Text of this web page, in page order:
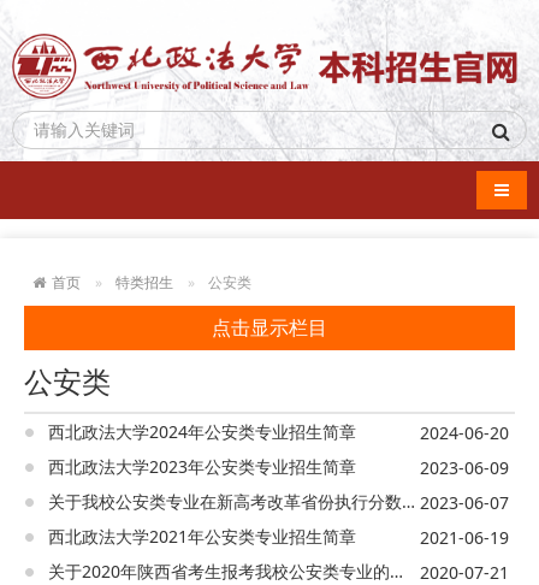
导航
首页 特类招生 公安类
点击显示栏目
公安类
西北政法大学2024年公安类专业招生简章
2024-06-20
西北政法大学2023年公安类专业招生简章
2023-06-09
关于我校公安类专业在新高考改革省份执行分数线的情况说明 2023-06-07
西北政法大学2021年公安类专业招生简章
2021-06-19
关于2020年陕西省考生报考我校公安类专业的几点说明
2020-07-21